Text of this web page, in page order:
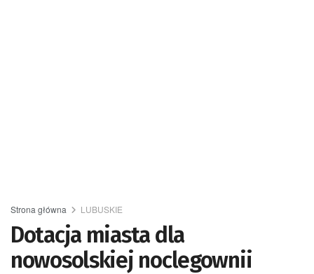
Strona główna LUBUSKIE
Dotacja miasta dla
nowosolskiej noclegownii